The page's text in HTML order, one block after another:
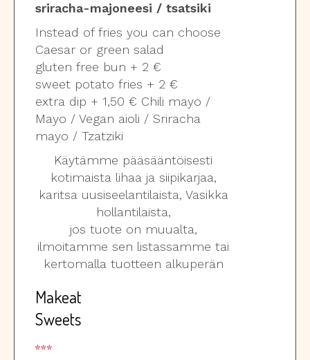
sriracha-majoneesi / tsatsiki
Instead of fries you can choose
Caesar or green salad
gluten free bun + 2 €
sweet potato fries + 2 €
extra dip + 1,50 € Chili mayo /
Mayo / Vegan aioli / Sriracha
mayo / Tzatziki
Käytämme pääsääntöisesti
kotimaista lihaa ja siipikarjaa,
karitsa uusiseelantilaista, Vasikka
hollantilaista,
jos tuote on muualta,
ilmoitamme sen listassamme tai
kertomalla tuotteen alkuperän
Makeat
Sweets